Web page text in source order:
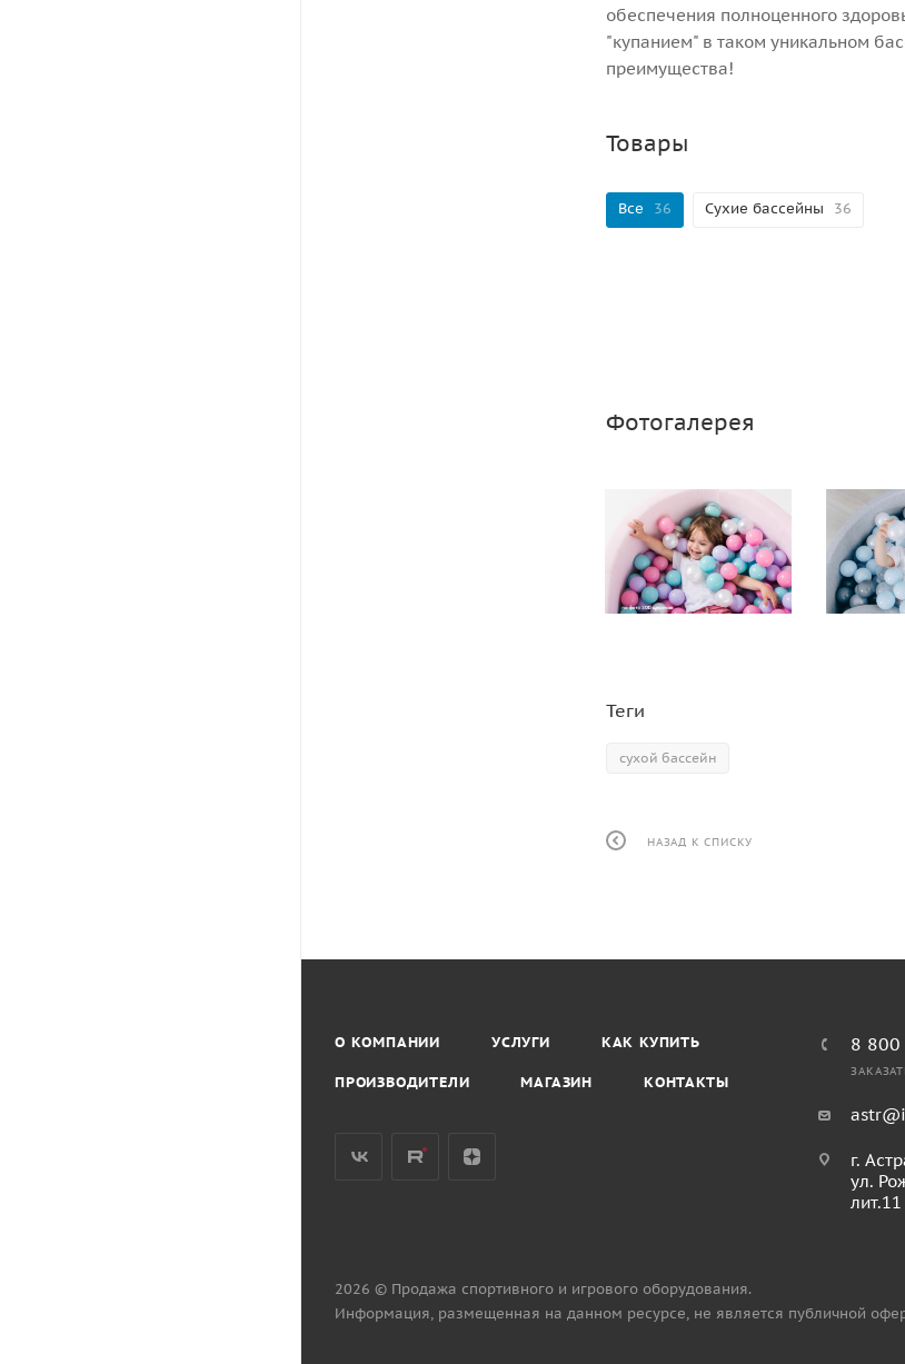
обеспечения полноценного
"купанием" в таком уникальном
преимущества!
Товары
Все 36 Сухие бассейны 36
Фотогалерея
Теги
сухой бассейн
НАЗАД К СПИСКУ
О КОМПАНИИ УСЛУГИ КАК КУПИТЬ
ПРОИЗВОДИТЕЛИ МАГАЗИН КОНТАКТЫ
8 800
г.
ул.
лит.11
2026 © Продажа спортивного и игрового оборудования.
Информация, размещенная на данном ресурсе, не является публичной